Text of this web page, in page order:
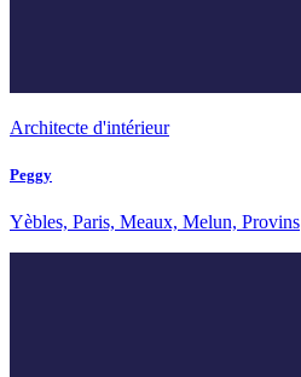
Architecte d'intérieur
Peggy
Yèbles, Paris, Meaux, Melun, Provins